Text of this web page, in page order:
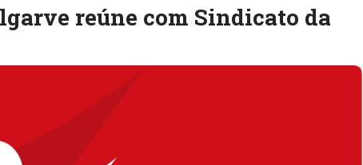
reúne com Sindicato da